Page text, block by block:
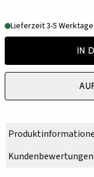
Lieferzeit 3-5 Werktage
In
Kundenbewertungen